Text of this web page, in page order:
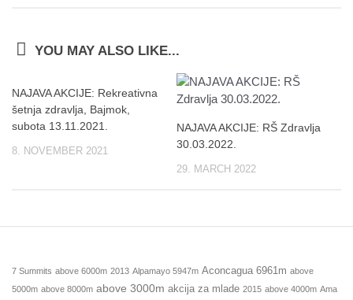
YOU MAY ALSO LIKE...
NAJAVA AKCIJE: Rekreativna
šetnja zdravlja, Bajmok,
subota 13.11.2021.
8. NOVEMBER 2021
NAJAVA AKCIJE: RŠ Zdravlja
30.03.2022.
29. MARCH 2022
7 Summits above 6000m 2013 Alpamayo 5947m Aconcagua 6961m above
5000m above 8000m above 3000m akcija za mlade 2015 above 4000m Ama